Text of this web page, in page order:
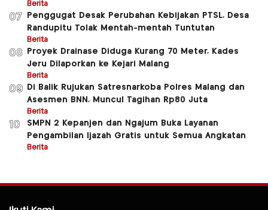
Berita
07
Penggugat Desak Perubahan Kebijakan PTSL, Desa
Randupitu Tolak Mentah-mentah Tuntutan
Berita
08
Proyek Drainase Diduga Kurang 70 Meter, Kades
Jeru Dilaporkan ke Kejari Malang
Berita
09
Di Balik Rujukan Satresnarkoba Polres Malang dan
Asesmen BNN, Muncul Tagihan Rp80 Juta
Berita
10
SMPN 2 Kepanjen dan Ngajum Buka Layanan
Pengambilan Ijazah Gratis untuk Semua Angkatan
Berita